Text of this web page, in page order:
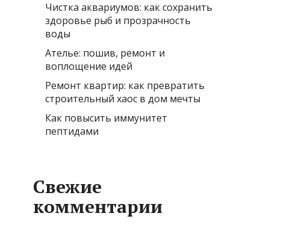
Чистка аквариумов: как сохранить
здоровье рыб и прозрачность
воды
Ателье: пошив, ремонт и
воплощение идей
Ремонт квартир: как превратить
строительный хаос в дом мечты
Как повысить иммунитет
пептидами
Свежие
комментарии